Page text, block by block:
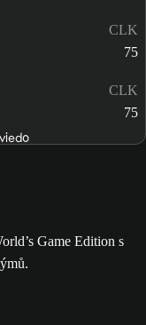
CLK
75
CLK
75